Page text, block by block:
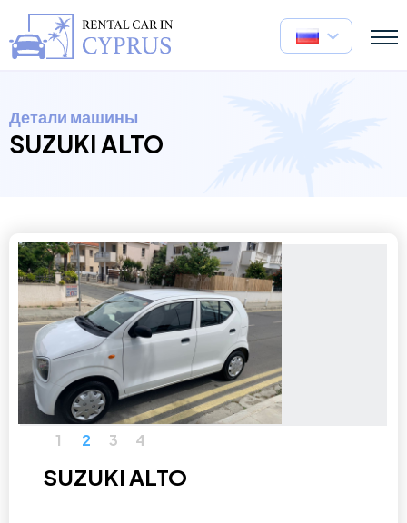
Детали машины
SUZUKI ALTO
1 2 3 4
SUZUKI ALTO